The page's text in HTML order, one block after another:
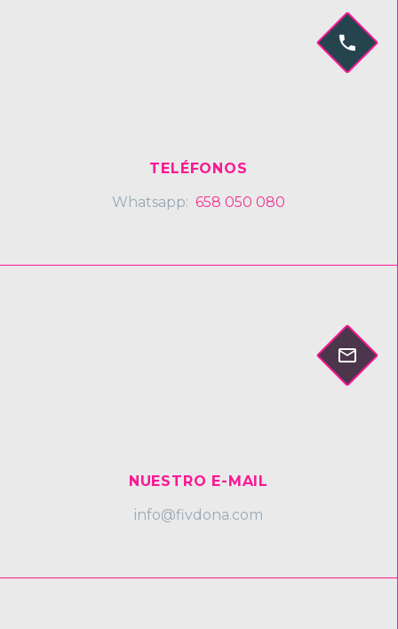


TELÉFONOS
Whatsapp: 658 050 080


NUESTRO E-MAIL
info@fivdona.com